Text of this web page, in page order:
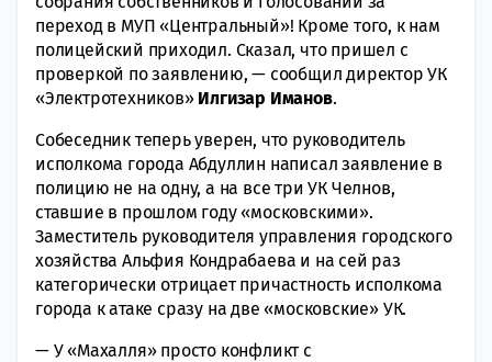
переход в МУП «Центральный»! Кроме того, к нам
полицейский приходил. Сказал, что пришел с
проверкой по заявлению, — сообщил директор УК
«Электротехников» Илгизар Иманов.
Собеседник теперь уверен, что руководитель
исполкома города Абдуллин написал заявление в
полицию не на одну, а на все три УК Челнов,
ставшие в прошлом году «московскими».
Заместитель руководителя управления городского
хозяйства Альфия Кондрабаева и на сей раз
категорически отрицает причастность исполкома
города к атаке сразу на две «московские» УК.
— У «Махалля» просто конфликт с